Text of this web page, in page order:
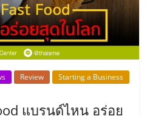
Review Starting a Business
แบรนด์ไหน อร่อย